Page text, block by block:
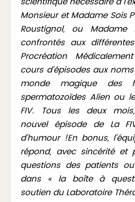
Monsieur et Madame Sois
Roustignol, ou Madame
confrontés aux
Procréation
cours d’épisodes aux
monde magique des
spermatozoïdes Alien ou
FIV. Tous les deux
nouvel épisode de La
d’humour !En bonus,
répond, avec sincérité et
questions des patients
dans « la boîte à
soutien du Laboratoire